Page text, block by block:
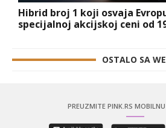
Hibrid broj 1 koji osvaja
specijalnoj akcijskoj ceni od
OSTALO SA
PREUZMITE PINK.RS MOBILNU